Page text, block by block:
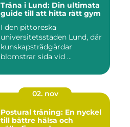
Träna i Lund: Din ultimata
guide till att hitta rätt gym
I den pittoreska
universitetsstaden Lund, där
kunskapsträdgårdar
blomstrar sida vid ...
02. nov
Postural träning: En nyckel
till bättre hälsa och